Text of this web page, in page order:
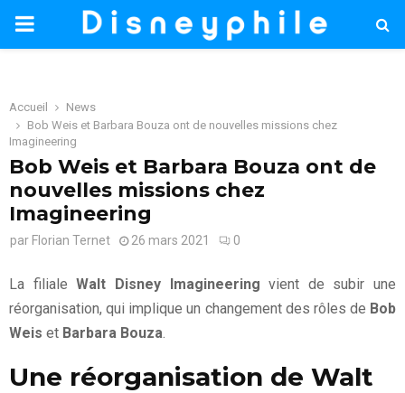
PRIMARY
Accueil
News
Bob Weis et Barbara Bouza ont de nouvelles missions chez
Imagineering
Bob Weis et Barbara Bouza ont de
nouvelles missions chez
Imagineering
par Florian Ternet 26 mars 2021 0
La filialeWalt Disney Imagineering vient de subir une
réorganisation, qui implique un changement des rôles de Bob
Weis et Barbara Bouza.
Une réorganisation de Walt